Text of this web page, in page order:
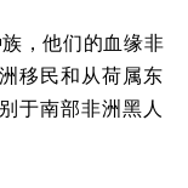
，他们的血缘非
移民和从荷属东
于南部非洲黑人